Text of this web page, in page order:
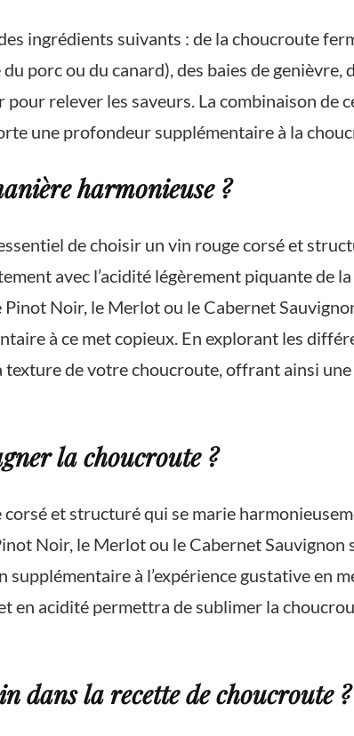
ingrédients suivants : de la choucroute
porc ou du canard), des baies de genièvre,
relever les saveurs. La combinaison de
une profondeur supplémentaire à la
harmonieuse ?
de choisir un vin rouge corsé et
avec l’acidité légèrement piquante de
Noir, le Merlot ou le Cabernet
à ce met copieux. En explorant les
de votre choucroute, offrant ainsi
la choucroute ?
et structuré qui se marie
Noir, le Merlot ou le Cabernet Sauvignon
à l’expérience gustative en
en acidité permettra de sublimer la
dans la recette de choucroute ?